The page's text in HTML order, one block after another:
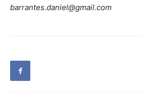
barrantes.daniel@gmail.com